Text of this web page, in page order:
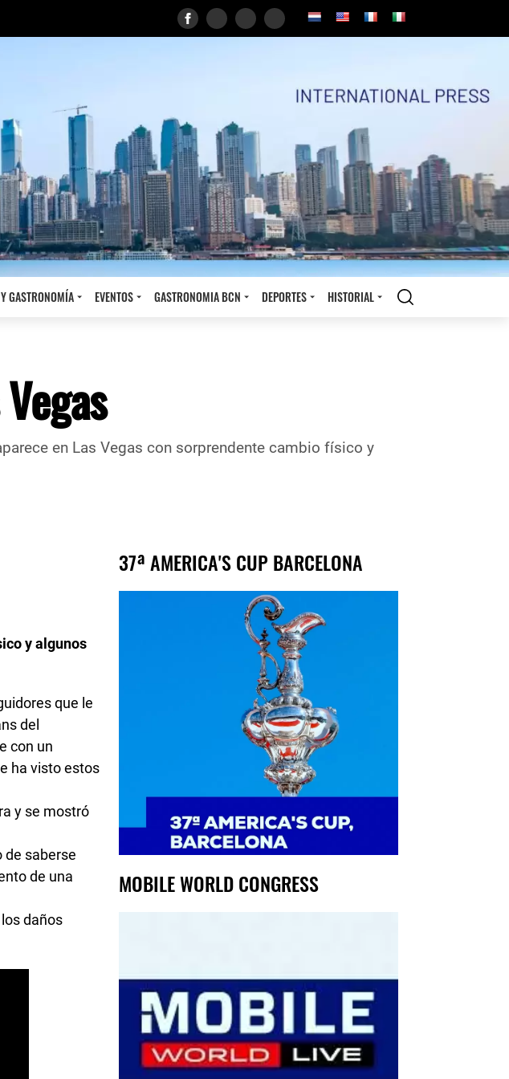
GASTRONOMÍA EVENTOS GASTRONOMIA BCN DEPORTES HISTORIAL
con sorprendente cambio físico y
y algunos
que le
del
con un
ha visto estos
y se mostró
de saberse
de una
daños
37ª AMERICA'S CUP BARCELONA
MOBILE WORLD CONGRESS